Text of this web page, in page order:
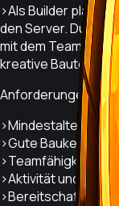
›Als Builder planst
den Server. Du
mit dem Team
kreative Bauten.
Anforderungen
›Mindestalter: 14
›Gute
›Teamfähigkeit
›Aktivität und
›Bereitschaft,